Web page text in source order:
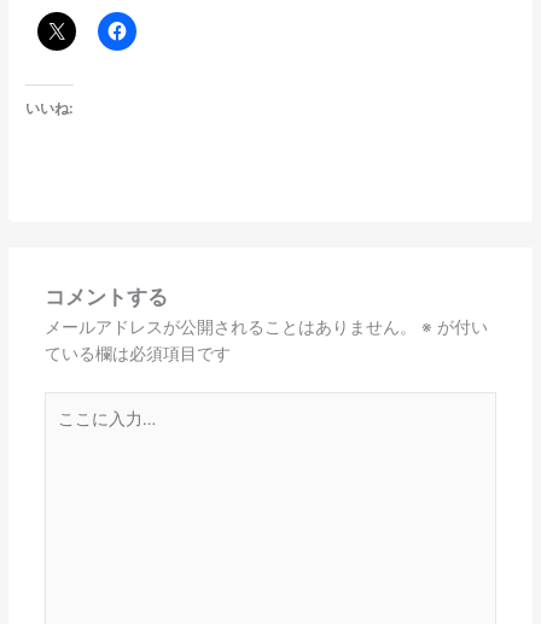
いいね:
コメントする
メールアドレスが公開されることはありません。 ※ が付い
ている欄は必須項目です